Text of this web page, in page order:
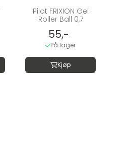
Pilot FRIXION Gel
Roller Ball 0,7
55,-
På lager
Kjøp